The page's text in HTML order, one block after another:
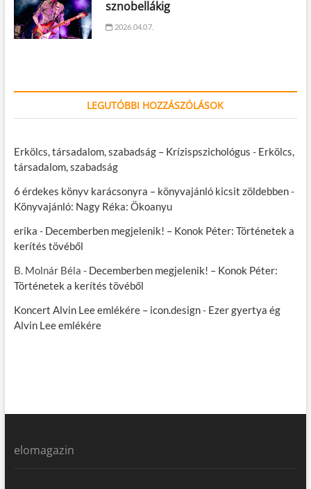
sznobellákig
2026.04.07.
LEGUTÓBBI HOZZÁSZÓLÁSOK
Erkölcs, társadalom, szabadság – Krízispszichológus - Erkölcs,
társadalom, szabadság
6 érdekes könyv karácsonyra – könyvajánló kicsit zöldebben-
Könyvajánló: Nagy Réka: Ökoanyu
erika - Decemberben megjelenik! – Konok Péter: Történetek a
kerítés tövéből
B. Molnár Béla - Decemberben megjelenik! – Konok Péter:
Történetek a kerítés tövéből
Koncert Alvin Lee emlékére – icon.design- Ezer gyertya ég
Alvin Lee emlékére
elomagazin